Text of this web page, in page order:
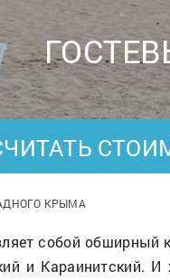
КРЫМА
собой обширный
и Караинитский.